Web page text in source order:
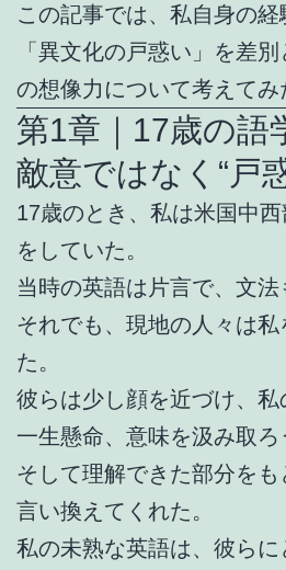
この記事では、私自身の経
「異文化の戸惑い」を差
の想像力について考えてみ
第1章｜17歳の
敵意ではなく“戸
17歳のとき、私は米国中
をしていた。
当時の英語は片言で、文法
それでも、現地の人々は私
た。
彼らは少し顔を近づけ、私
一生懸命、意味を汲み取ろ
そして理解できた部分をも
言い換えてくれた。
私の未熟な英語は、彼ら